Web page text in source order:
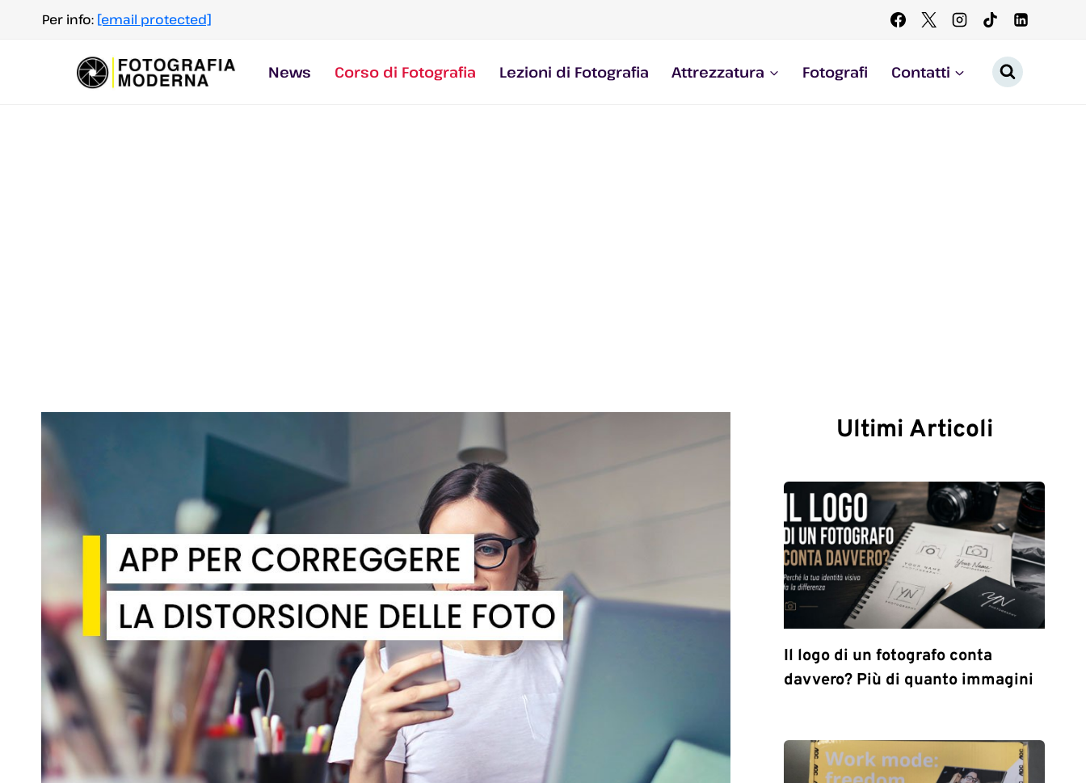
contenuto
Per info: [email protected]
News Corso di Fotografia Lezioni di Fotografia Attrezzatura Fotografi Contatti
Ultimi Articoli
Il logo di un fotografo conta
davvero? Più di quanto immagini